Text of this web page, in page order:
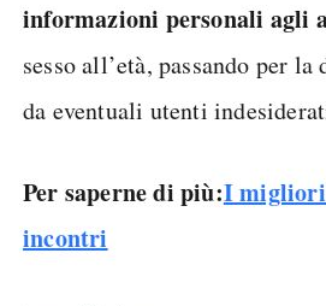
informazioni personali agli
sesso all’età, passando per
da eventuali utenti
Per saperne di più:I
incontri